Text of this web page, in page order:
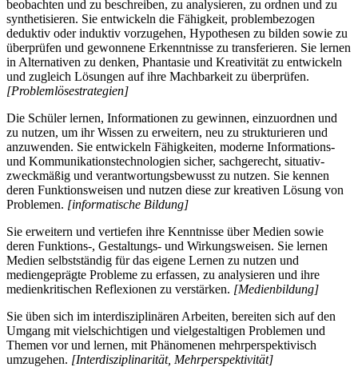
beobachten und zu beschreiben, zu analysieren, zu ordnen und zu
synthetisieren. Sie entwickeln die Fähigkeit, problembezogen
deduktiv oder induktiv vorzugehen, Hypothesen zu bilden sowie zu
überprüfen und gewonnene Erkenntnisse zu transferieren. Sie lernen
in Alternativen zu denken, Phantasie und Kreativität zu entwickeln
und zugleich Lösungen auf ihre Machbarkeit zu überprüfen.
[Problemlösestrategien]
Die Schüler lernen, Informationen zu gewinnen, einzuordnen und
zu nutzen, um ihr Wissen zu erweitern, neu zu strukturieren und
anzuwenden. Sie entwickeln Fähigkeiten, moderne Informations-
und Kommunikationstechnologien sicher, sachgerecht, situativ-
zweckmäßig und verantwortungsbewusst zu nutzen. Sie kennen
deren Funktionsweisen und nutzen diese zur kreativen Lösung von
Problemen. [informatische Bildung]
Sie erweitern und vertiefen ihre Kenntnisse über Medien sowie
deren Funktions-, Gestaltungs- und Wirkungsweisen. Sie lernen
Medien selbstständig für das eigene Lernen zu nutzen und
mediengeprägte Probleme zu erfassen, zu analysieren und ihre
medienkritischen Reflexionen zu verstärken. [Medienbildung]
Sie üben sich im interdisziplinären Arbeiten, bereiten sich auf den
Umgang mit vielschichtigen und vielgestaltigen Problemen und
Themen vor und lernen, mit Phänomenen mehrperspektivisch
umzugehen. [Interdisziplinarität, Mehrperspektivität]